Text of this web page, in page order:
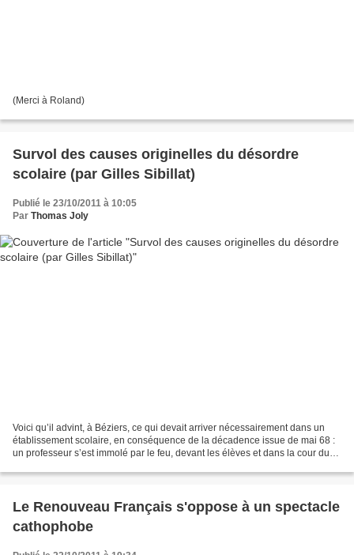
(Merci à Roland)
Survol des causes originelles du désordre
scolaire (par Gilles Sibillat)
Publié le 23/10/2011 à 10:05
Par Thomas Joly
Voici qu’il advint, à Béziers, ce qui devait arriver nécessairement dans un
établissement scolaire, en conséquence de la décadence issue de mai 68 :
un professeur s’est immolé par le feu, devant les élèves et dans la cour du
Le Renouveau Français s'oppose à un spectacle
cathophobe